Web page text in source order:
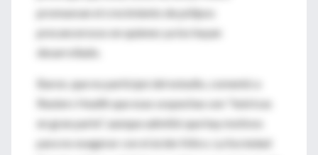
promuevan el crecimiento de pólipos
precancerosos en quienes ya los hayan
desarrollado.
Baron, que no participó del estudio, comentó a
Reuters Health que esas sospechas son "teóricas
en gran parte", aunque admitió que hay motivos
para no exagerar con el ácido fólico. La Sociedad